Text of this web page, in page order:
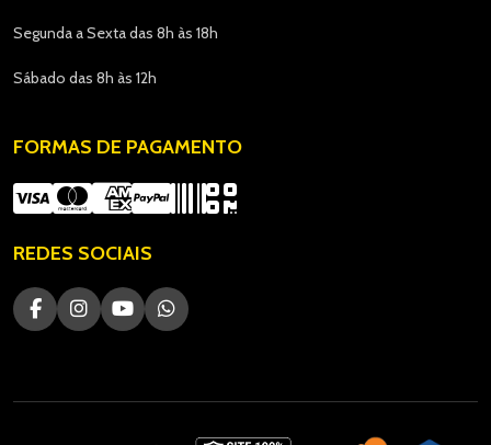
Segunda a Sexta das 8h às 18h
Sábado das 8h às 12h
FORMAS DE PAGAMENTO
REDES SOCIAIS